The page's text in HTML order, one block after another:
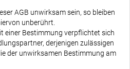
AGB unwirksam sein, so bleiben
unberührt.
einer Bestimmung verpflichtet sich
derjenigen zulässigen
der unwirksamen Bestimmung am